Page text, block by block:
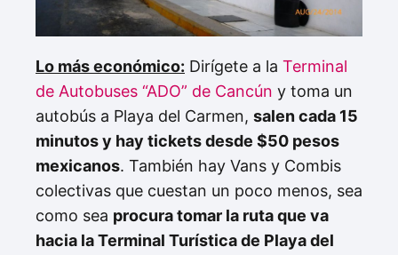
Lo más económico: Dirígete a la Terminal
de Autobuses “ADO” de Cancún y toma un
autobús a Playa del Carmen, salen cada 15
minutos y hay tickets desde $50 pesos
mexicanos. También hay Vans y Combis
colectivas que cuestan un poco menos, sea
como sea procura tomar la ruta que va
hacia la Terminal Turística de Playa del